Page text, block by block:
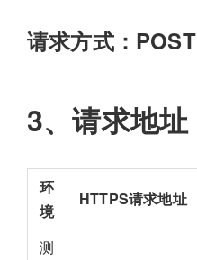
请求方式：POST
3、请求地址
环
境
HTTPS请求地址
测